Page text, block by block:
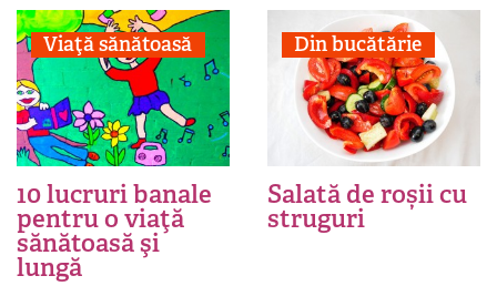
Viaţă sănătoasă
10 lucruri banale
pentru o viaţă
sănătoasă şi
lungă
Din bucătărie
Salată de roșii cu
struguri